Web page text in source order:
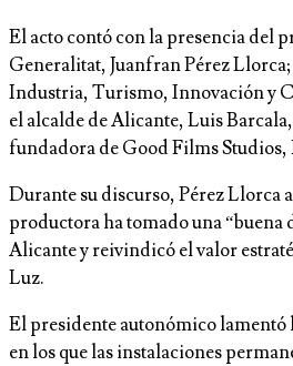
El acto contó con la presencia del
Generalitat, Juanfran Pérez
Industria, Turismo, Innovación y
el alcalde de Alicante, Luis
fundadora de Good Films
Durante su discurso, Pérez Llorca
productora ha tomado una “buena
Alicante y reivindicó el valor
Luz.
El presidente autonómico lamentó
en los que las instalaciones